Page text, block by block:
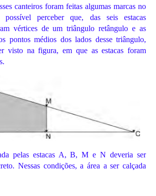
canteiros foram feitas algumas marcas no
perceber que, das seis estacas
vértices de um triângulo retângulo e as
pontos médios dos lados desse triângulo,
visto na figura, em que as estacas foram
pelas estacas A, B, M e N deveria ser
Nessas condições, a área a ser calçada